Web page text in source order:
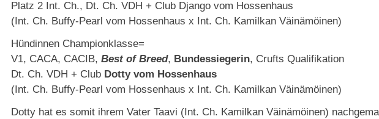
Platz 2 Int. Ch., Dt. Ch. VDH + Club Django vom Hossenhaus
(Int. Ch. Buffy-Pearl vom Hossenhaus x Int. Ch. Kamilkan Väinämöinen)
Hündinnen Championklasse=
V1, CACA, CACIB,Best of Breed, Bundessiegerin, Crufts Qualifikation
Dt. Ch. VDH + Club Dotty vom Hossenhaus
(Int. Ch. Buffy-Pearl vom Hossenhaus x Int. Ch. Kamilkan Väinämöinen)
Dotty hat es somit ihrem Vater Taavi (Int. Ch. Kamilkan Väinämöinen)